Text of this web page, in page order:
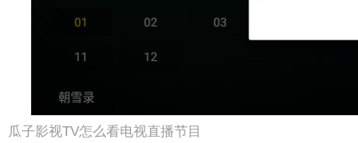
瓜子影视TV怎么看电视直播节目